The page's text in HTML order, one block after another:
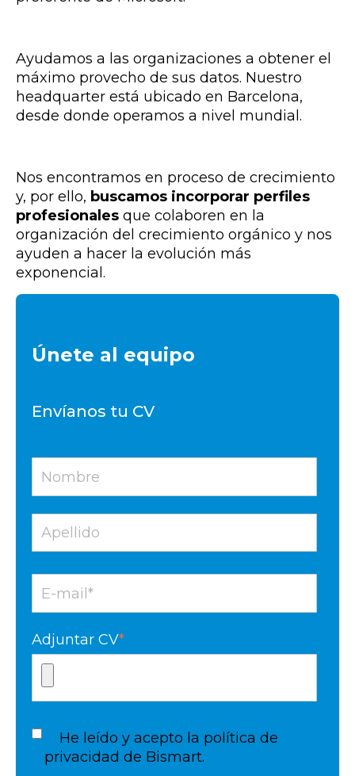
Ayudamos a las organizaciones a obtener el
máximo provecho de sus datos. Nuestro
headquarter está ubicado en Barcelona,
desde donde operamos a nivel mundial.
Nos encontramos en proceso de crecimiento
y, por ello, buscamos incorporar perfiles
profesionales que colaboren en la
organización del crecimiento orgánico y nos
ayuden a hacer la evolución más
exponencial.
Únete al equipo
Envíanos tu CV
Adjuntar CV*
He leído y acepto la política de
privacidad de Bismart.